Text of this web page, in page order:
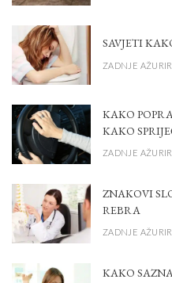
SAVJETI
ZADNJE
KAKO
KAKO
ZADNJE
ZNAKOVI
REBRA
ZADNJE
KAKO